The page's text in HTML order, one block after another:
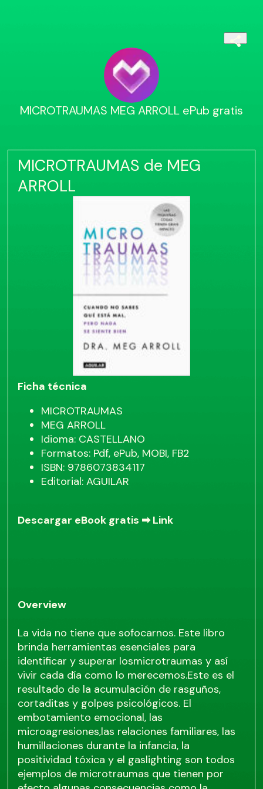
MICROTRAUMAS MEG ARROLL ePub gratis
MICROTRAUMAS de MEG
ARROLL
Ficha técnica
MICROTRAUMAS
MEG ARROLL
Idioma: CASTELLANO
Formatos: Pdf, ePub, MOBI, FB2
ISBN: 9786073834117
Editorial: AGUILAR
Descargar eBook gratis ➡Link
Overview
La vida no tiene que sofocarnos. Este libro
brinda herramientas esenciales para
identificar y superar losmicrotraumas y así
vivir cada día como lo merecemos.Este es el
resultado de la acumulación de rasguños,
cortaditas y golpes psicológicos. El
embotamiento emocional, las
microagresiones,las relaciones familiares, las
humillaciones durante la infancia, la
positividad tóxica y el gaslighting son todos
ejemplos de microtraumas que tienen por